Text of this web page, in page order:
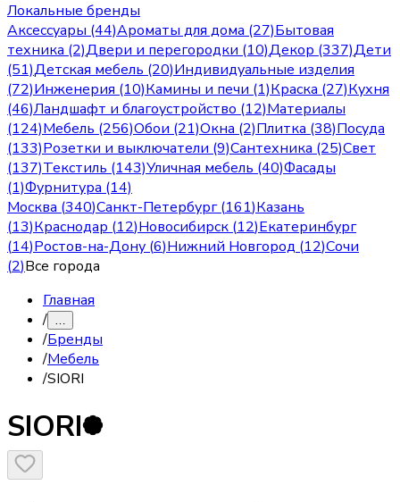
Локальные бренды
Аксессуары (44)Ароматы для дома (27)Бытовая
техника (2)Двери и перегородки (10)Декор (337)Дети
(51)Детская мебель (20)Индивидуальные изделия
(72)Инженерия (10)Камины и печи (1)Краска (27)Кухня
(46)Ландшафт и благоустройство (12)Материалы
(124)Мебель (256)Обои (21)Окна (2)Плитка (38)Посуда
(133)Розетки и выключатели (9)Сантехника (25)Свет
(137)Текстиль (143)Уличная мебель (40)Фасады
(1)Фурнитура (14)
Москва (340)Санкт-Петербург(161)Казань
(13)Краснодар (12)Новосибирск (12)Екатеринбург
(14)Ростов-на-Дону (6)Нижний Новгород (12)Сочи
(2)Все города
Главная
/ …
/Бренды
/Мебель
/SIORI
SIORI